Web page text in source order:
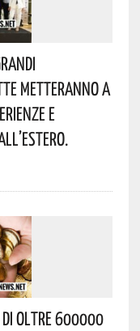
Metteranno A
E
Oltre 600000